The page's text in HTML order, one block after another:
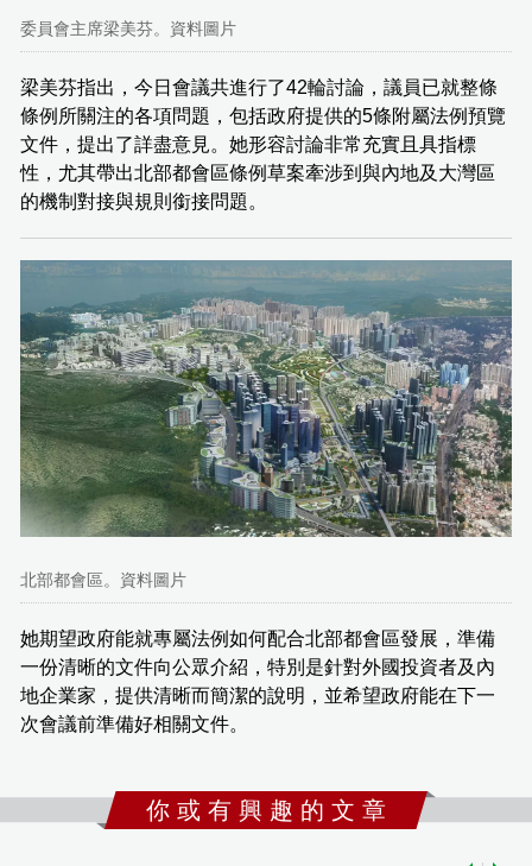
委員會主席梁美芬。資料圖片
梁美芬指出，今日會議共進行了42輪討論，議員已就整條
條例所關注的各項問題，包括政府提供的5條附屬法例預覽
文件，提出了詳盡意見。她形容討論非常充實且具指標
性，尤其帶出北部都會區條例草案牽涉到與內地及大灣區
的機制對接與規則銜接問題。
北部都會區。資料圖片
她期望政府能就專屬法例如何配合北部都會區發展，準備
一份清晰的文件向公眾介紹，特別是針對外國投資者及內
地企業家，提供清晰而簡潔的說明，並希望政府能在下一
次會議前準備好相關文件。
你 或 有 興 趣 的 文 章